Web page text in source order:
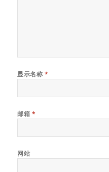
显示名称 *
邮箱 *
网站